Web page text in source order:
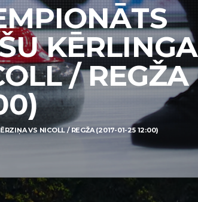
KĒRLINGA
/ REGŽA
VS NICOLL / REGŽA (2017-01-25 12:00)